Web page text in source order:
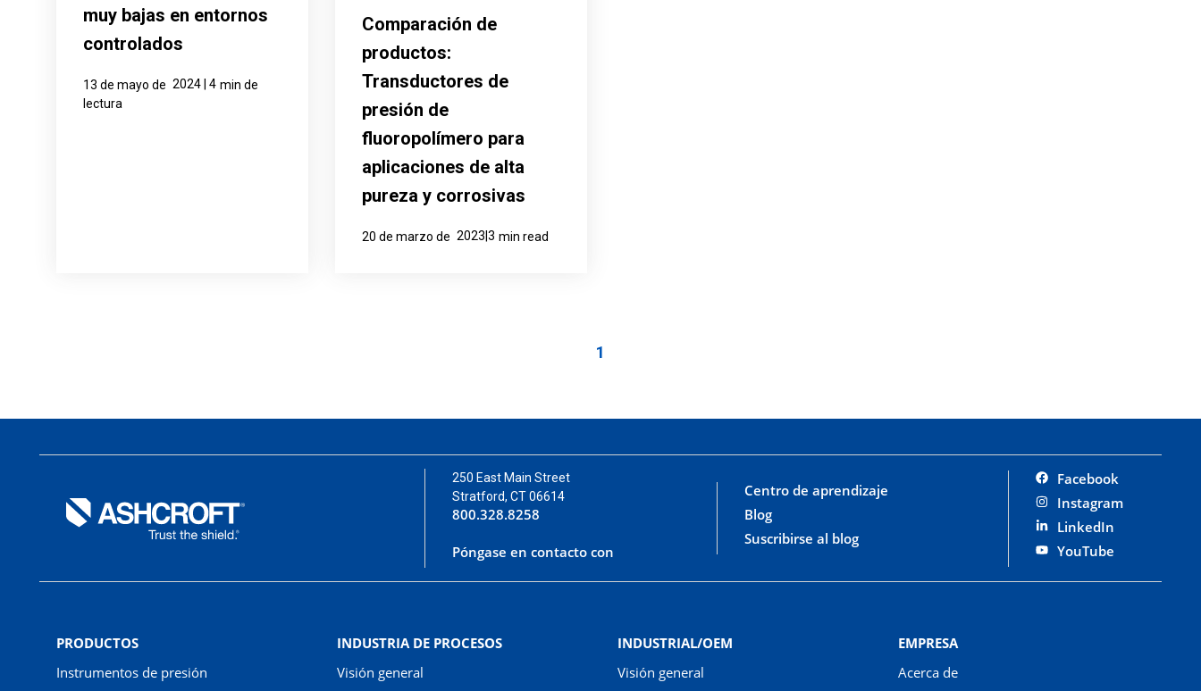
muy bajas en entornos
controlados
13 de mayo de 2024 | 4 min de
lectura
Comparación de
productos:
Transductores de
presión de
fluoropolímero para
aplicaciones de alta
pureza y corrosivas
20 de marzo de 2023|3 min read
1
250 East Main Street
Stratford, CT 06614
800.328.8258
Póngase en contacto con
Centro de aprendizaje
Blog
Suscribirse al blog
Facebook
Instagram
LinkedIn
YouTube
PRODUCTOS
Instrumentos de presión
INDUSTRIA DE PROCESOS
Visión general
INDUSTRIAL/OEM
Visión general
EMPRESA
Acerca de